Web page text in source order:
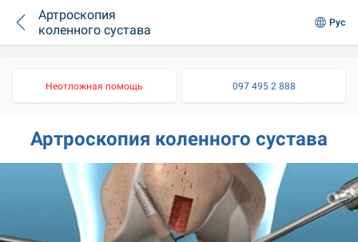
Артроскопия
коленного сустава
Рус
Неотложная помощь 097 495 2 888
Артроскопия коленного сустава